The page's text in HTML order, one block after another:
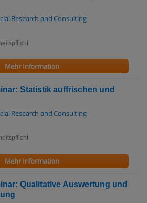
Research and Consulting
Mehr Information
Statistik auffrischen und
Research and Consulting
Mehr Information
Qualitative Auswertung und